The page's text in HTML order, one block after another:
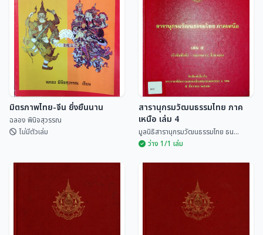
มิตรภาพไทย-จีน ยิ่งยืนนาน
มิตรภาพไทย-จีน ยิ่งยืนนาน
ฉลอง พินิจสุวรรณ
ไม่มีตัวเล่ม
สารานุกรมวัฒนธรรมไทย
ภาคเหนือ เล่ม 4
มูลนิธิสารานุกรมวัฒนธรรมไทย
สารานุกรมวัฒนธรรมไทย ภาค
เหนือ เล่ม 4
มูลนิธิสารานุกรมวัฒนธรรมไทย ธน...
ว่าง 1/1 เล่ม